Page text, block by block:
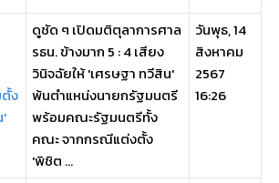
ง
'
ดูชัด ๆ เปิดมติตุลาการศาล
รธน. ข้างมาก 5 : 4 เสียง
วินิจฉัยให้ 'เศรษฐา ทวีสิน'
พ้นตำแหน่งนายกรัฐมนตรี
พร้อมคณะรัฐมนตรีทั้ง
คณะ จากกรณีแต่งตั้ง
'พิชิต ...
วันพุธ, 14
สิงหาคม
2567
16:26